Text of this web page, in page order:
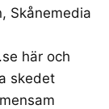
Skånemedia
här och
skedet